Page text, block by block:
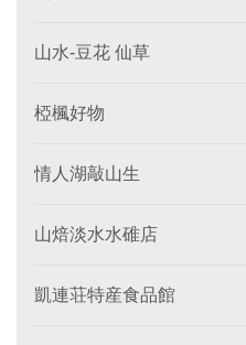
山水-豆花 仙草
椏楓好物
情人湖敲山生
山焙淡水水碓店
凱連荘特産食品館